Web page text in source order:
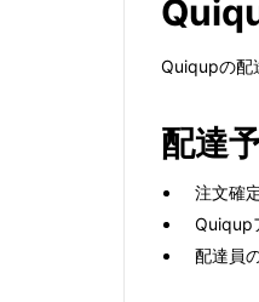
Quiqupの配
配達
注文確
Quiqup
配達員